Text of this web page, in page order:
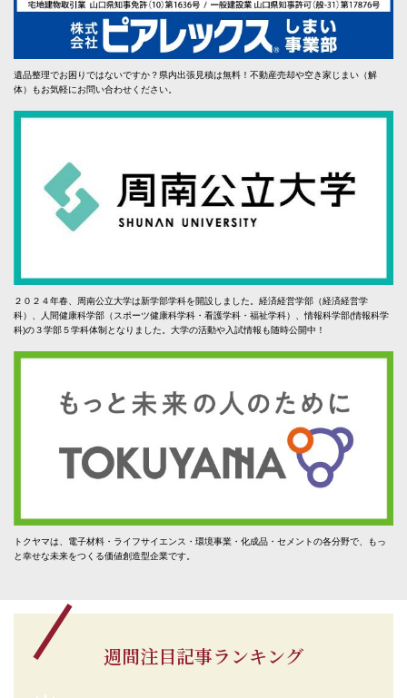
遺品整理でお困りではないですか？県内出張見積は無料！不動産売却や空き家じまい（解
体）もお気軽にお問い合わせください。
２０２４年春、周南公立大学は新学部学科を開設しました。経済経営学部（経済経営学
科）、人間健康科学部（スポーツ健康科学科・看護学科・福祉学科）、情報科学部(情報科学
科)の３学部５学科体制となりました。大学の活動や入試情報も随時公開中！
トクヤマは、電子材料・ライフサイエンス・環境事業・化成品・セメントの各分野で、もっ
と幸せな未来をつくる価値創造型企業です。
週間注目記事ランキング